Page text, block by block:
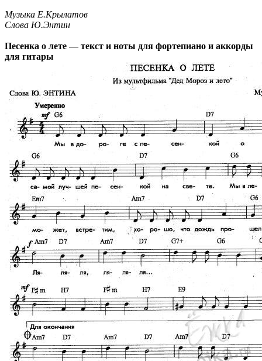
Музыка Е.Крылатов
Слова Ю.Энтин
Песенка о лете — текст и ноты для фортепиано и аккорды
для гитары